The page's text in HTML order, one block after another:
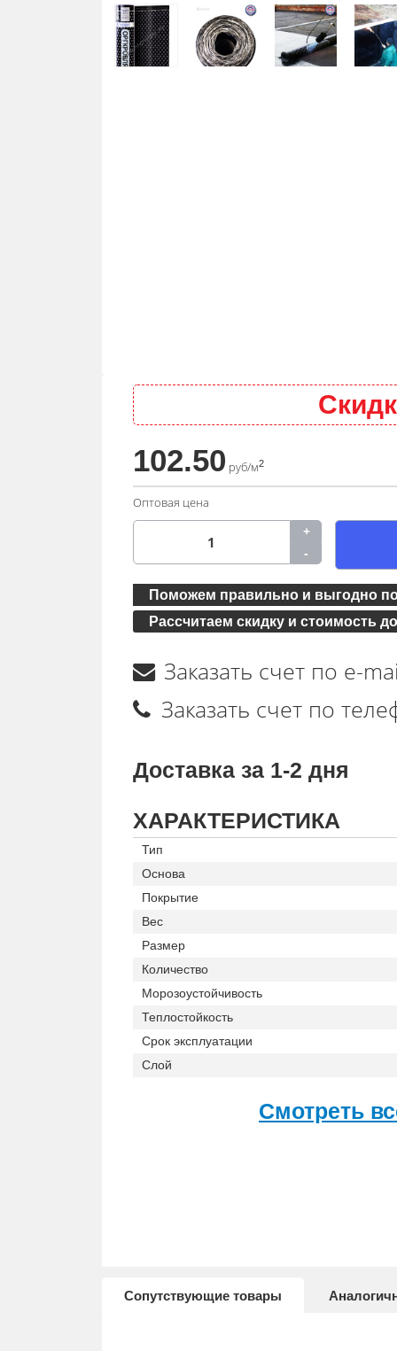
102.50 руб/м2
Оптовая цена
+
-
Поможем правильно и выгодно
Рассчитаем скидку и стоимость
Заказать счет по e-
Заказать счет по
Доставка за 1-2 дня
ХАРАКТЕРИСТИКА
Тип
Основа
Покрытие
Вес
Размер
Количество
Морозоустойчивость
Теплостойкость
Срок эксплуатации
Слой
Смотреть
Сопутствующие товары